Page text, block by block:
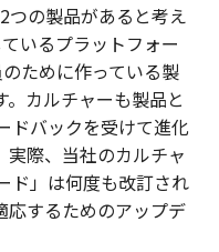
の製品があると考え
いるプラットフォー
ために作っている製
カルチャーも製品と
ドバックを受けて進化
実際、当社のカルチャ
ド」は何度も改訂され
応するためのアップデ